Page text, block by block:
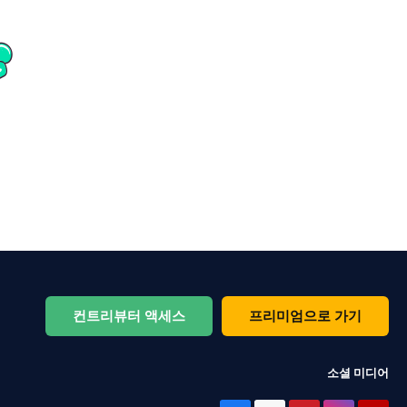
컨트리뷰터 액세스 프리미엄으로 가기
소셜 미디어